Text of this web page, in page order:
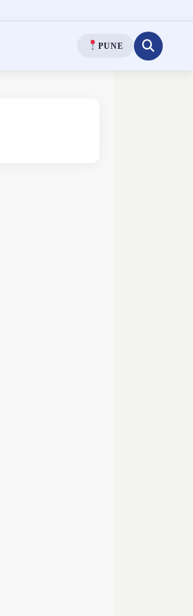
PUNE